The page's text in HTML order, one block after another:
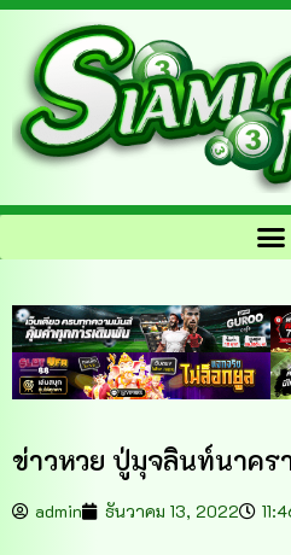
ข่าวหวย ปู่มุจลินท์นาคร
admin ธันวาคม 13, 2022